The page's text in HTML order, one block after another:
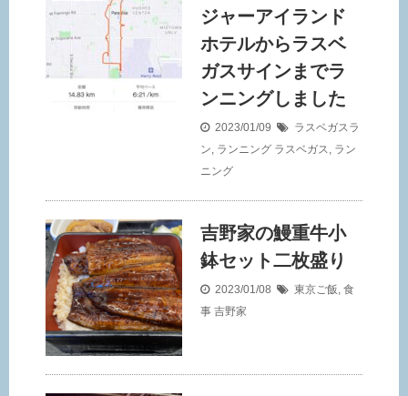
ジャーアイランド
ホテルからラスベ
ガスサインまでラ
ンニングしました
2023/01/09
ラスベガスラ
ン, ランニング ラスベガス, ラン
ニング
吉野家の鰻重牛小
鉢セット二枚盛り
2023/01/08 東京ご飯, 食
事 吉野家